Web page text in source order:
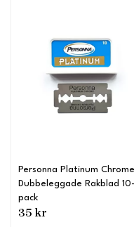
Personna Platinum Chrome
Dubbeleggade Rakblad 10-
pack
35 kr